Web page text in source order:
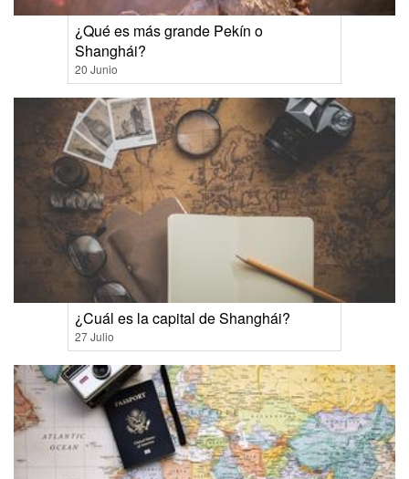
¿Qué es más grande Pekín o
Shanghái?
20 Junio
¿Cuál es la capital de Shanghái?
27 Julio